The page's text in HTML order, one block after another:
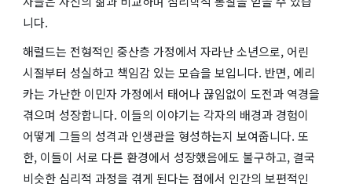
니다.
해럴드는 전형적인 중산층 가정에서 자라난 소년으로, 어린
시절부터 성실하고 책임감 있는 모습을 보입니다. 반면, 에리
카는 가난한 이민자 가정에서 태어나 끊임없이 도전과 역경을
겪으며 성장합니다. 이들의 이야기는 각자의 배경과 경험이
어떻게 그들의 성격과 인생관을 형성하는지 보여줍니다. 또
한, 이들이 서로 다른 환경에서 성장했음에도 불구하고, 결국
비슷한 심리적 과정을 겪게 된다는 점에서 인간의 보편적인